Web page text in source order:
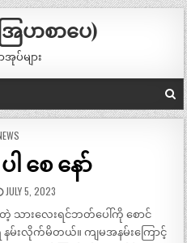
ြပာစာပေ)
အုပ်များ
စေ နော်
JULY 5, 2023
သားလေးရင်ဘတ်ပေါ်ကို စောင်
ရ နမ်းလိုက်မိတယ်။ ကျမအနမ်းကြောင့်